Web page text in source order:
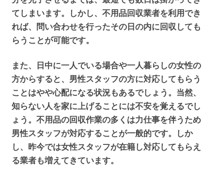
てしまいます。しかし、不用品回収業者を利用でき
れば、問い合わせを行ったその日の内に回収しても
らうことが可能です。
また、日中に一人でいる場合や一人暮らしの女性の
方からすると、男性スタッフの方に対応してもらう
ことはやや心配になる状況もあるでしょう。当然、
知らない人を家に上げることには不安を覚えるでし
ょう。不用品の回収作業の多くは力仕事を伴うため
男性スタッフが対応することが一般的です。しか
し、昨今では女性スタッフが在籍し対応してもらえ
る業者も増えてきています。